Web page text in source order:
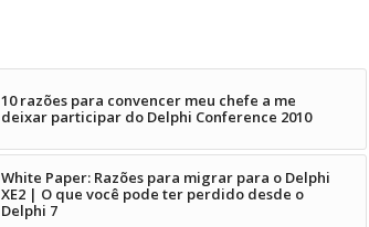
10 razões para convencer meu chefe a me
deixar participar do Delphi Conference 2010
White Paper: Razões para migrar para o Delphi
XE2 | O que você pode ter perdido desde o
Delphi 7